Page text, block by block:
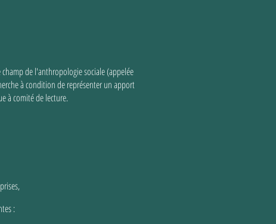
de l'anthropologie sociale (appelée
à condition de représenter un apport
à comité de lecture.
: